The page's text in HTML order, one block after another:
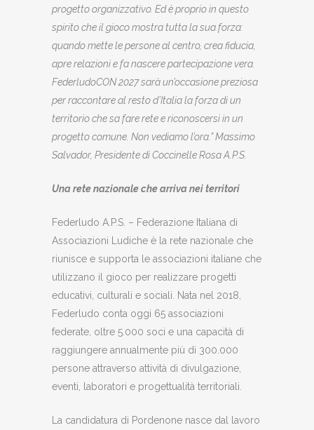
progetto organizzativo. Ed è proprio in questo
spirito che il gioco mostra tutta la sua forza:
quando mette le persone al centro, crea fiducia,
apre relazioni e fa nascere partecipazione vera.
FederludoCON 2027 sarà un’occasione preziosa
per raccontare al resto d’Italia la forza di un
territorio che sa fare rete e riconoscersi in un
progetto comune. Non vediamo l’ora.” Massimo
Salvador, Presidente di Coccinelle Rosa A.P.S.
Una rete nazionale che arriva nei territori
Federludo A.P.S. – Federazione Italiana di
Associazioni Ludiche è la rete nazionale che
riunisce e supporta le associazioni italiane che
utilizzano il gioco per realizzare progetti
educativi, culturali e sociali. Nata nel 2018,
Federludo conta oggi 65 associazioni
federate, oltre 5.000 soci e una capacità di
raggiungere annualmente più di 300.000
persone attraverso attività di divulgazione,
eventi, laboratori e progettualità territoriali.
La candidatura di Pordenone nasce dal lavoro